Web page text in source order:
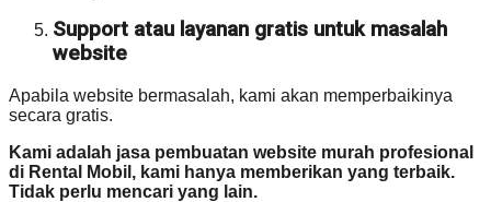
Support atau layanan gratis untuk masalah
website
Apabila website bermasalah, kami akan memperbaikinya
secara gratis.
Kami adalah jasa pembuatan website murah profesional
di Rental Mobil, kami hanya memberikan yang terbaik.
Tidak perlu mencari yang lain.